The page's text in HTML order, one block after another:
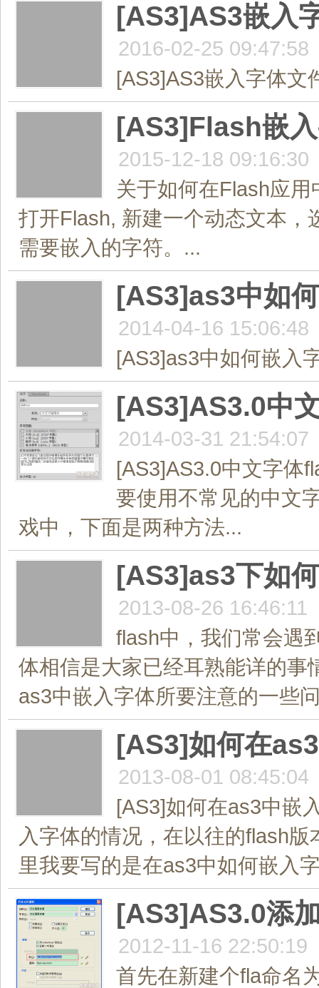
[AS3]AS3嵌入
2016-02-25 09:47:58
[AS3]AS3嵌入字体文
[AS3]Flash嵌
2015-12-18 09:16:30
关于如何在Flash应
打开Flash, 新建一个动态文本，
需要嵌入的字符。...
[AS3]as3中如
2014-04-16 15:06:48
[AS3]as3中如何嵌入
[AS3]AS3.0中
2014-03-31 21:54:07
[AS3]AS3.0中文字体
要使用不常见的中文
戏中，下面是两种方法...
[AS3]as3下如
2013-08-26 16:46:11
flash中，我们常会遇
体相信是大家已经耳熟能详的事
as3中嵌入字体所要注意的一些
[AS3]如何在
2013-08-01 08:45:04
[AS3]如何在as3中嵌
入字体的情况，在以往的flash
里我要写的是在as3中如何嵌入
[AS3]AS3.0添
2012-11-16 22:50:19
首先在新建个fla命名